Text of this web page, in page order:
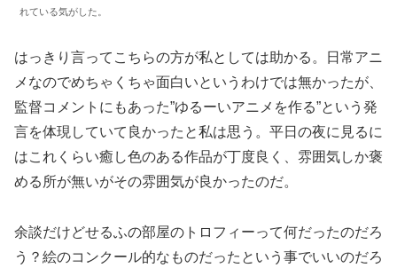
れている気がした。
はっきり言ってこちらの方が私としては助かる。日常アニ
メなのでめちゃくちゃ面白いというわけでは無かったが、
監督コメントにもあった”ゆるーいアニメを作る”という発
言を体現していて良かったと私は思う。平日の夜に見るに
はこれくらい癒し色のある作品が丁度良く、雰囲気しか褒
める所が無いがその雰囲気が良かったのだ。
余談だけどせるふの部屋のトロフィーって何だったのだろ
う？絵のコンクール的なものだったという事でいいのだろ